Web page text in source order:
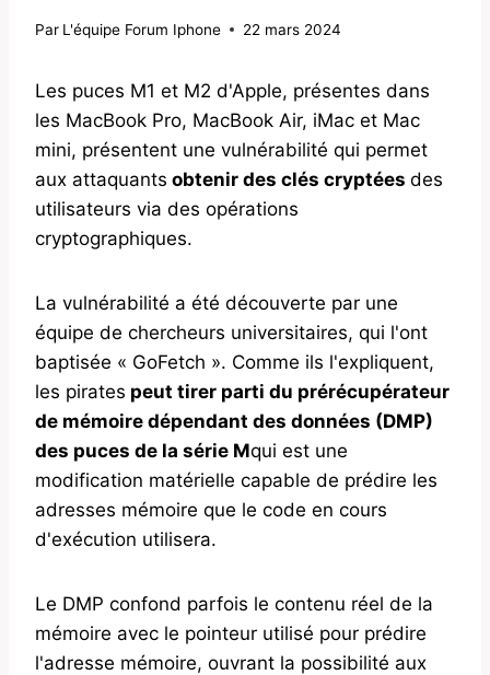
Par L'équipe Forum Iphone 22 mars 2024
Les puces M1 et M2 d'Apple, présentes dans
les MacBook Pro, MacBook Air, iMac et Mac
mini, présentent une vulnérabilité qui permet
aux attaquants obtenir des clés cryptées des
utilisateurs via des opérations
cryptographiques.
La vulnérabilité a été découverte par une
équipe de chercheurs universitaires, qui l'ont
baptisée « GoFetch ». Comme ils l'expliquent,
les pirates peut tirer parti du prérécupérateur
de mémoire dépendant des données (DMP)
des puces de la série Mqui est une
modification matérielle capable de prédire les
adresses mémoire que le code en cours
d'exécution utilisera.
Le DMP confond parfois le contenu réel de la
mémoire avec le pointeur utilisé pour prédire
l'adresse mémoire, ouvrant la possibilité aux